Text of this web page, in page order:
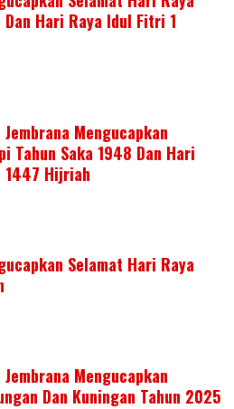
Hari Raya Idul Fitri 1
Mengucapkan
Tahun Saka 1948 Dan Hari
1447 Hijriah
Selamat Hari Raya
Mengucapkan
Dan Kuningan Tahun 2025